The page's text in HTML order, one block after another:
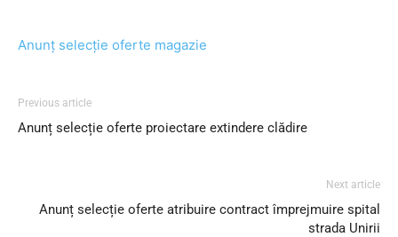
Anunț selecție oferte magazie
Previous article
Anunț selecție oferte proiectare extindere clădire
Next article
Anunț selecție oferte atribuire contract împrejmuire spital
strada Unirii